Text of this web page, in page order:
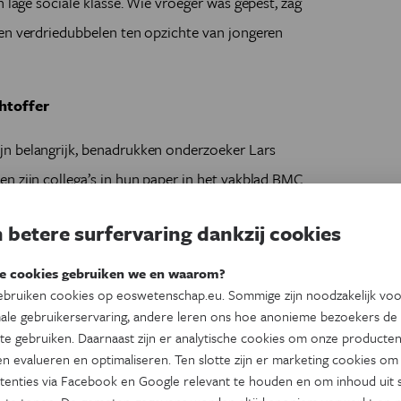
verdriedubbelen ten opzichte van jongeren
belangrijk, benadrukken onderzoeker Lars
zijn collega’s in hun paper in het vakblad BMC
rol spelen. Want kinderen van
slachtoffer van pesten te worden.
psychologische problemen veroorzaken die
laag zelfbeeld, depressie en
betere surfervaring dankzij cookies
cookies gebruiken we en waarom?
cookies op eoswetenschap.eu. Sommige zijn noodzakelijk
gebruikerservaring, andere leren ons hoe anonieme bezoekers de
gebruiken. Daarnaast zijn er analytische cookies om onze
evalueren en optimaliseren. Ten slotte zijn er marketing cookies om
via Facebook en Google relevant te houden en om inhoud uit